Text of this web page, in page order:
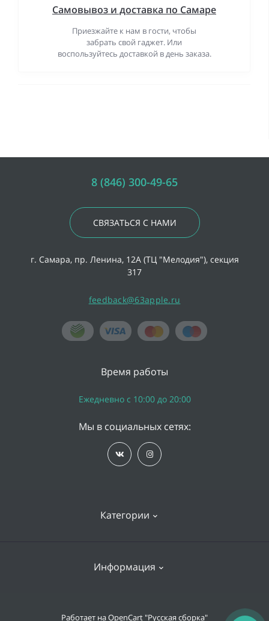
Самовывоз и доставка по Самаре
Приезжайте к нам в гости, чтобы
забрать свой гаджет. Или
воспользуйтесь доставкой в день заказа.
8 (846) 300-49-65
СВЯЗАТЬСЯ С НАМИ
г. Самара, пр. Ленина, 12А (ТЦ "Мелодия"), секция
317
feedback@63apple.ru
Категории
Информация
Доставка и оплата
Время работы
Ежедневно с 10:00 до 20:00
Мы в социальных сетях:
Работает наOpenCart "Русская сборка"